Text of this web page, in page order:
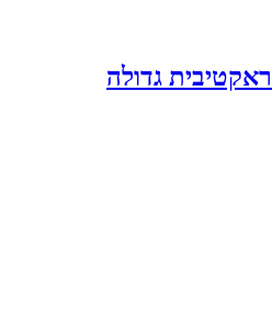
גדולה